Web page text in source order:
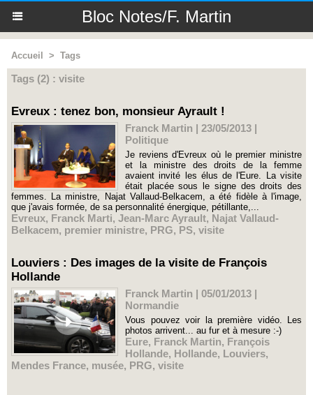
Bloc Notes/F. Martin
Accueil > Tags
Tags (2) : visite
Evreux : tenez bon, monsieur Ayrault !
Franck Martin | 23/05/2013 |
Politique
Je reviens d'Evreux où le premier ministre
et la ministre des droits de la femme
avaient invité les élus de l'Eure. La visite
était placée sous le signe des droits des
femmes. La ministre, Najat Vallaud-Belkacem, a été fidèle à l'image,
que j'avais formée, de sa personnalité énergique, pétillante,...
Evreux, Franck Marti, Jean-Marc Ayrault, Najat Vallaud-
Belkacem, premier ministre, PRG, PS, visite
Louviers : Des images de la visite de François
Hollande
Franck Martin | 05/01/2013 |
Normandie
Vous pouvez voir la première vidéo. Les
photos arrivent... au fur et à mesure :-)
Eure, Franck Martin, François
Hollande, Hollande, Louviers,
Mendes France, musée, PRG, visite